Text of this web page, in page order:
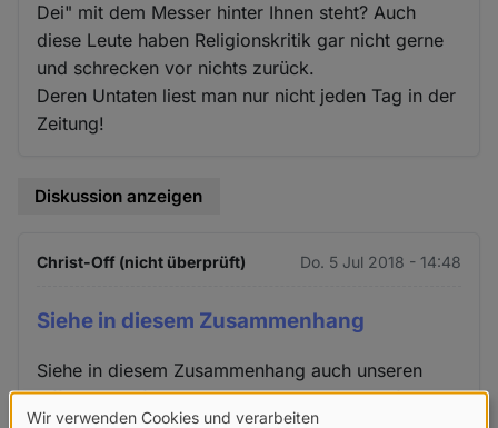
Dei" mit dem Messer hinter Ihnen steht? Auch
diese Leute haben Religionskritik gar nicht gerne
und schrecken vor nichts zurück.
Deren Untaten liest man nur nicht jeden Tag in der
Zeitung!
Diskussion anzeigen
Christ-Off (nicht überprüft) Do. 5 Jul 2018 - 14:48
Siehe in diesem Zusammenhang
Siehe in diesem Zusammenhang auch unseren
Offenen Brief vom 5.1.2018 an die Botschaft der
Wir verwenden Cookies und verarbeiten